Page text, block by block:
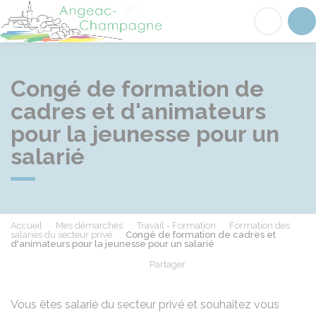
Angeac-Champagne
Congé de formation de
cadres et d'animateurs
pour la jeunesse pour un
salarié
Accueil Mes démarches Travail - Formation
Formation des
salariés du secteur privé
Congé de formation de cadres et
d'animateurs pour la jeunesse pour un salarié
Partager
Vous êtes salarié du secteur privé et souhaitez vous